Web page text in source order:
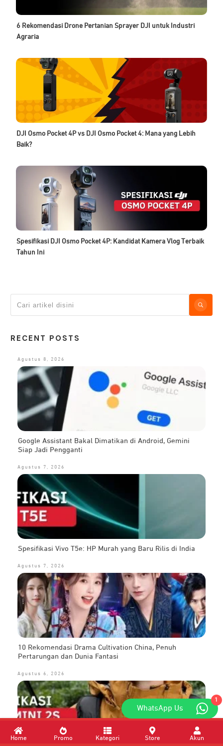
6 Rekomendasi Drone Pertanian Sprayer DJI untuk Industri
Agraria
DJI Osmo Pocket 4P vs DJI Osmo Pocket 4: Mana yang Lebih
Baik?
Spesifikasi DJI Osmo Pocket 4P: Kandidat Kamera Vlog Terbaik
Tahun Ini
RECENT POSTS
Agustus 8, 2026
Google Assistant Bakal Dimatikan di Android, Gemini
Siap Jadi Pengganti
Agustus 7, 2026
Spesifikasi Vivo T5e: HP Murah yang Baru Rilis di India
Agustus 7, 2026
10 Rekomendasi Drama Cultivation China, Penuh
Pertarungan dan Dunia Fantasi
Agustus 6, 2026
1
WhatsApp Us
Home Promo Kategori Store Akun